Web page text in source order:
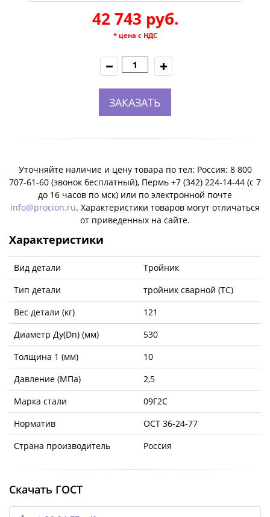
42 743 руб.
* цена с НДС
ЗАКАЗАТЬ
Уточняйте наличие и цену товара по тел: Россия: 8 800
707-61-60 (звонок бесплатный), Пермь +7 (342) 224-14-44 (c 7
до 16 часов по мск) или по электронной почте
info@procion.ru. Характеристики товаров могут отличаться
от приведенных на сайте.
Характеристики
Вид детали
Тройник
Тип детали
тройник сварной (ТС)
Вес детали (кг)
121
Диаметр Ду(Dn) (мм)
530
Толщина 1 (мм)
10
Давление (МПа)
2,5
Марка стали
09Г2С
Норматив
ОСТ 36-24-77
Страна производитель
Россия
Скачать ГОСТ